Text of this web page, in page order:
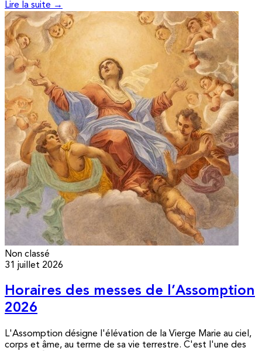
Lire la suite →
Non classé
31 juillet 2026
Horaires des messes de l’Assomption
2026
L'Assomption désigne l'élévation de la Vierge Marie au ciel,
corps et âme, au terme de sa vie terrestre. C'est l'une des